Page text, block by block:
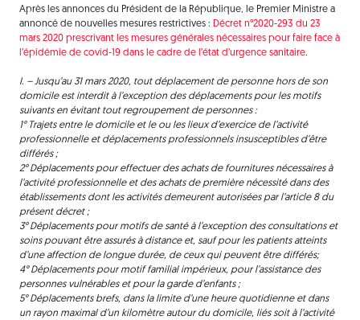
Après les annonces du Président de la République, le Premier Ministre a
annoncé de nouvelles mesures restrictives : Décret n°2020-293 du 23
mars 2020 prescrivant les mesures générales nécessaires pour faire face à
l’épidémie de covid-19 dans le cadre de l’état d’urgence sanitaire.
I. – Jusqu’au 31 mars 2020, tout déplacement de personne hors de son
domicile est interdit à l’exception des déplacements pour les motifs
suivants en évitant tout regroupement de personnes :
1° Trajets entre le domicile et le ou les lieux d’exercice de l’activité
professionnelle et déplacements professionnels insusceptibles d’être
différés ;
2° Déplacements pour effectuer des achats de fournitures nécessaires à
l’activité professionnelle et des achats de première nécessité dans des
établissements dont les activités demeurent autorisées par l’article 8 du
présent décret ;
3° Déplacements pour motifs de santé à l’exception des consultations et
soins pouvant être assurés à distance et, sauf pour les patients atteints
d’une affection de longue durée, de ceux qui peuvent être différés;
4° Déplacements pour motif familial impérieux, pour l’assistance des
personnes vulnérables et pour la garde d’enfants ;
5° Déplacements brefs, dans la limite d’une heure quotidienne et dans
un rayon maximal d’un kilomètre autour du domicile, liés soit à l’activité